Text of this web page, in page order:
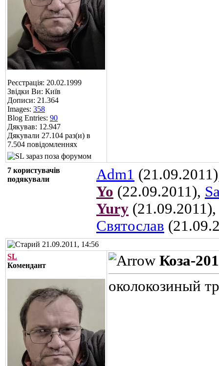
Реєстрація: 20.02.1999
Звідки Ви: Київ
Дописи: 21.364
Images: 358
Blog Entries: 90
Дякував: 12.947
Дякували 27.104 раз(и) в
7.504 повідомленнях
7 користувачів
подякували
Adm1
Yo (22.09.2011),
Yury
Святослав
21.09.2011, 14:56
SL
Комендант
Коза-
околокозиный